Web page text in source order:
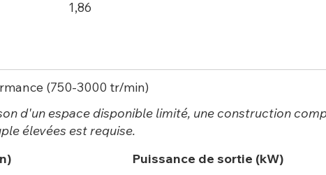
1,86
(750-3000 tr/min)
d'un espace disponible limité, une construction
élevées est requise.
Puissance de sortie (kW)